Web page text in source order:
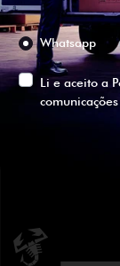
Preferência de
Whatsapp
Li e aceito a